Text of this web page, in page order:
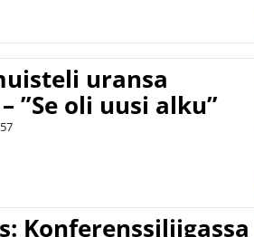
uransa
”Se oli uusi alku”
Konferenssiliigassa